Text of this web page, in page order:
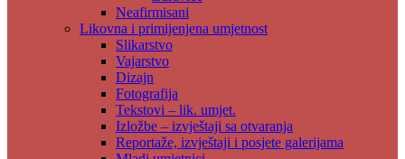
Neafirmisani
Likovna i primijenjena umjetnost
Slikarstvo
Vajarstvo
Dizajn
Fotografija
Tekstovi – lik. umjet.
Izložbe – izvještaji sa otvaranja
Reportaže, izvještaji i posjete galerijama